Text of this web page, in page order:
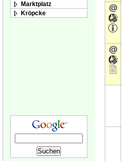
Marktplatz
Kröpcke